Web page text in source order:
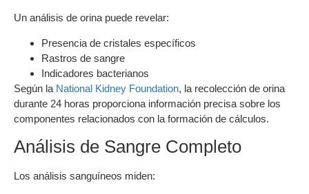
Un análisis de orina puede revelar:
Presencia de cristales específicos
Rastros de sangre
Indicadores bacterianos
Según la National Kidney Foundation, la recolección de orina
durante 24 horas proporciona información precisa sobre los
componentes relacionados con la formación de cálculos.
Análisis de Sangre Completo
Los análisis sanguíneos miden: